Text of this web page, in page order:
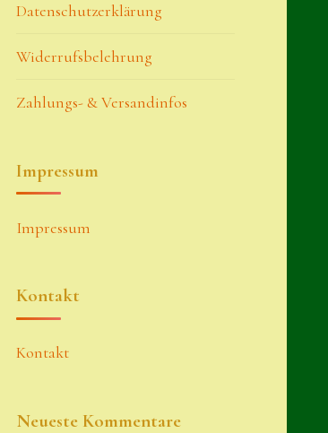
Datenschutzerklärung
Widerrufsbelehrung
Zahlungs- & Versandinfos
Impressum
Impressum
Kontakt
Kontakt
Neueste Kommentare